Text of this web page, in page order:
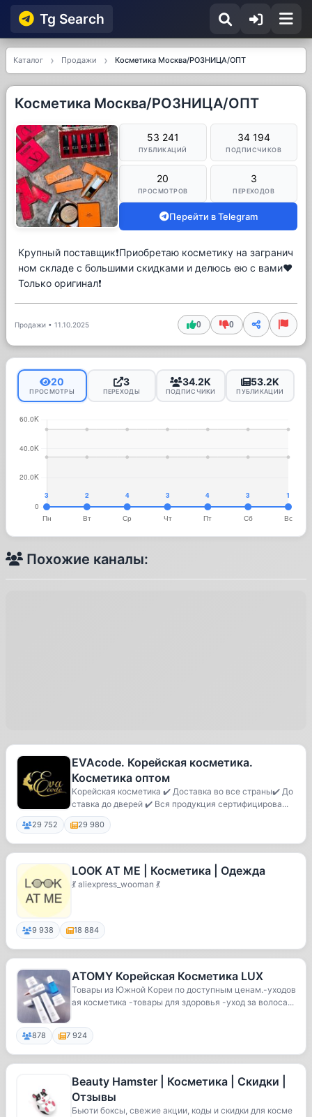
Tg Searсh
Каталог Продажи Косметика Москва/РОЗНИЦА/ОПТ
Косметика Москва/РОЗНИЦА/ОПТ
53 241
ПУБЛИКАЦИЙ
34 194
ПОДПИСЧИКОВ
20
ПРОСМОТРОВ
3
ПЕРЕХОДОВ
Перейти в Telegram
Крупный поставщик❗️Приобретаю косметику на загранич
ном складе с большими скидками и делюсь ею с вами❤️
Только оригинал❗️
Продажи • 11.10.2025 0 0
20
ПРОСМОТРЫ
3
ПЕРЕХОДЫ
34.2K
ПОДПИСЧИКИ
53.2K
ПУБЛИКАЦИИ
Похожие каналы:
EVAcode. Корейская косметика.
Косметика оптом
Корейская косметика ✔️ Доставка во все страны✔️ До
ставка до дверей ✔️ Вся продукция сертифицирова...
29 752 29 980
LOOK AT ME | Косметика | Одежда
💃 aliexpress_wooman 💃
9 938 18 884
ATOMY Корейская Косметика LUX
Товары из Южной Кореи по доступным ценам.-уходов
ая косметика -товары для здоровья -уход за волоса...
878 7 924
Beauty Hamster | Косметика | Скидки |
Отзывы
Бьюти боксы, свежие акции, коды и скидки для косме